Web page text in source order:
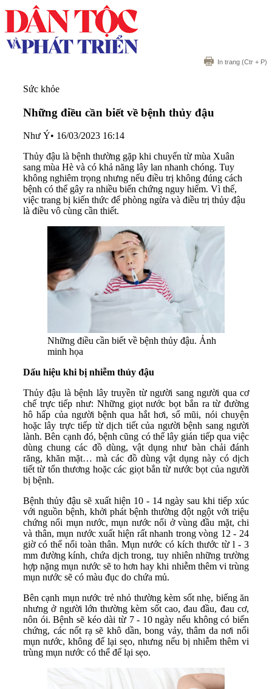
In trang (Ctr + P)
Sức khỏe
Những điều cần biết về bệnh thủy đậu
Như Ý• 16/03/2023 16:14
Thủy đậu là bệnh thường gặp khi chuyển từ mùa Xuân
sang mùa Hè và có khả năng lây lan nhanh chóng. Tuy
không nghiêm trọng nhưng nếu điều trị không đúng cách
bệnh có thể gây ra nhiều biến chứng nguy hiểm. Vì thế,
việc trang bị kiến thức để phòng ngừa và điều trị thủy đậu
là điều vô cùng cần thiết.
Những điều cần biết về bệnh thủy đậu. Ảnh
minh họa
Dấu hiệu khi bị nhiễm thủy đậu
Thủy đậu là bệnh lây truyền từ người sang người qua cơ
chế trực tiếp như: Những giọt nước bọt bắn ra từ đường
hô hấp của người bệnh qua hắt hơi, sổ mũi, nói chuyện
hoặc lây trực tiếp từ dịch tiết của người bệnh sang người
lành. Bên cạnh đó, bệnh cũng có thể lây gián tiếp qua việc
dùng chung các đồ dùng, vật dụng như bàn chải đánh
răng, khăn mặt… mà các đồ dùng vật dụng này có dịch
tiết từ tổn thương hoặc các giọt bắn từ nước bọt của người
bị bệnh.
Bệnh thủy đậu sẽ xuất hiện 10 - 14 ngày sau khi tiếp xúc
với nguồn bệnh, khởi phát bệnh thường đột ngột với triệu
chứng nổi mụn nước, mụn nước nổi ở vùng đầu mặt, chi
và thân, mụn nước xuất hiện rất nhanh trong vòng 12 - 24
giờ có thể nổi toàn thân. Mụn nước có kích thước từ l - 3
mm đường kính, chứa dịch trong, tuy nhiên những trường
hợp nặng mụn nước sẽ to hơn hay khi nhiễm thêm vi trùng
mụn nước sẽ có màu đục do chứa mủ.
Bên cạnh mụn nước trẻ nhỏ thường kèm sốt nhẹ, biếng ăn
nhưng ở người lớn thường kèm sốt cao, đau đầu, đau cơ,
nôn ói. Bệnh sẽ kéo dài từ 7 - 10 ngày nếu không có biến
chứng, các nốt rạ sẽ khô dần, bong vảy, thâm da nơi nổi
mụn nước, không để lại sẹo, nhưng nếu bị nhiễm thêm vi
trùng mụn nước có thể để lại sẹo.